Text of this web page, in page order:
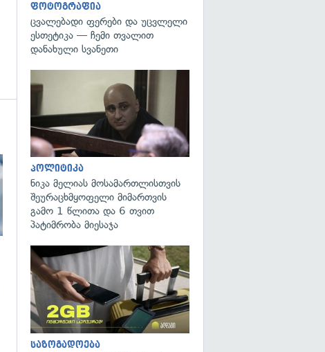
გადახედვა
ფოტოგრაფია
ცვალებადი ფერები და უცვლელი
ესთეტიკა — ჩემი თვალით
დანახული სვანეთი
პოლიტიკა
ნიკა მელიას მოსამართლისთვის
შეურაცხმყოფელი მიმართვის
გამო 1 წლითა და 6 თვით
პატიმრობა მიესაჯა
საზოგადოება